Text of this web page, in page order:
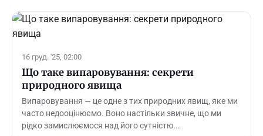
16 груд. '25, 02:00
Що таке випаровування: секрети
природного явища
Випаровування — це одне з тих природних явищ, яке ми
часто недооцінюємо. Воно настільки звичне, що ми
рідко замислюємося над його сутністю.…